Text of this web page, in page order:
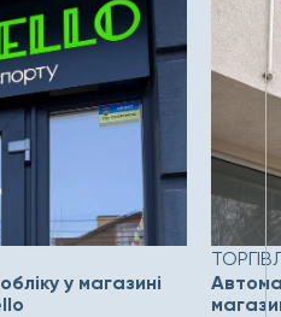
у магазині